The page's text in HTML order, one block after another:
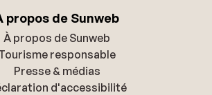
propos de Sunweb
À propos de Sunweb
responsable
Presse & médias
d'accessibilité